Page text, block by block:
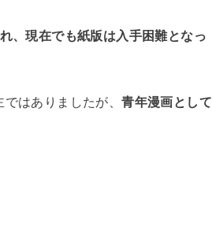
、現在でも紙版は入手困難となっ
ではありましたが、青年漫画として